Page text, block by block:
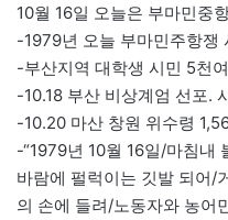
10월 16일 오늘은 부마민중
-1979년 오늘 부마민주항쟁
-부산지역 대학생 시민 5천
-10.18 부산 비상계엄 선포.
-10.20 마산 창원 위수령
-“1979년 10월 16일/마침내
바람에 펄럭이는 깃발 되어/
의 손에 들려/노동자와 농어